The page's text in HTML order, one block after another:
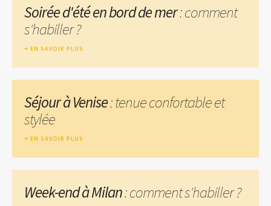
Soirée d'été en bord de mer: comment
s'habiller ?
EN SAVOIR PLUS
Séjour à Venise: tenue confortable et
stylée
EN SAVOIR PLUS
Week-end à Milan: comment s'habiller ?